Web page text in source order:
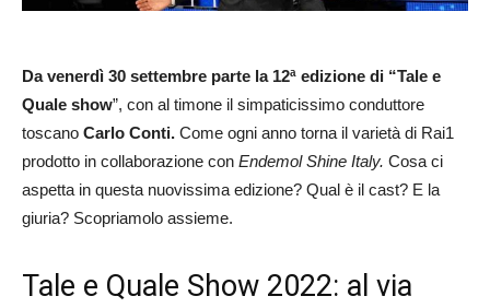
Da venerdì 30 settembre parte la 12ª edizione di “Tale e
Quale show”, con al timone il simpaticissimo conduttore
toscano Carlo Conti. Come ogni anno torna il varietà di Rai1
prodotto in collaborazione con Endemol Shine Italy. Cosa ci
aspetta in questa nuovissima edizione? Qual è il cast? E la
giuria? Scopriamolo assieme.
Tale e Quale Show 2022: al via